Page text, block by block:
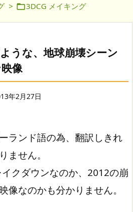
前へ
> 3DCG メイキング
ような、地球崩壊シーン
像
年2月27日
ランド語の為、翻訳しきれ
ません。
クダウンなのか、2012の崩
像なのかも分かりません。